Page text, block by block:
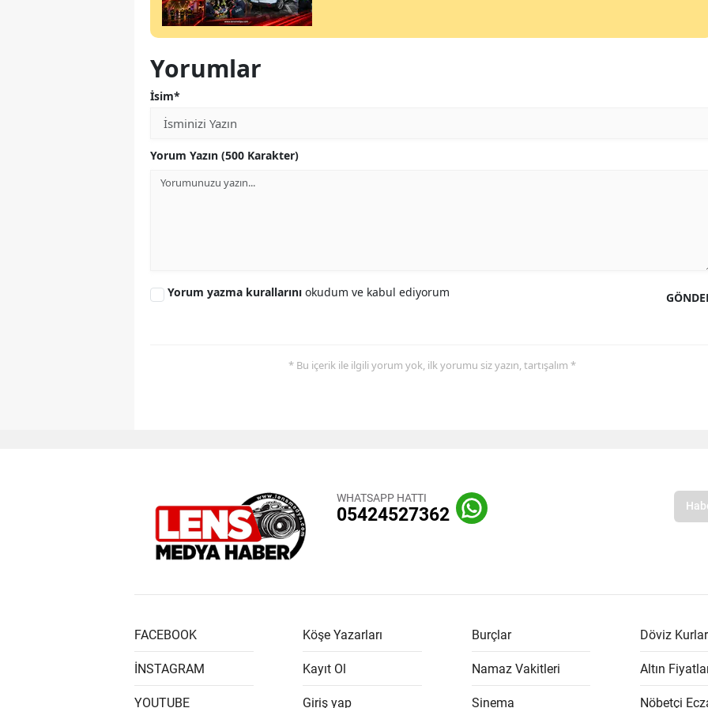
Yorumlar
İsim*
Yorum Yazın (500 Karakter)
Yorum yazma kurallarını okudum ve kabul ediyorum
* Bu içerik ile ilgili yorum yok, ilk yorumu siz yazın, tartışalım *
WHATSAPP HATTI
05424527362
FACEBOOK
İNSTAGRAM
YOUTUBE
Köşe Yazarları
Kayıt Ol
Giriş yap
Burçlar
Namaz Vakitleri
Sinema
Döviz
Altın
Nöbetçi